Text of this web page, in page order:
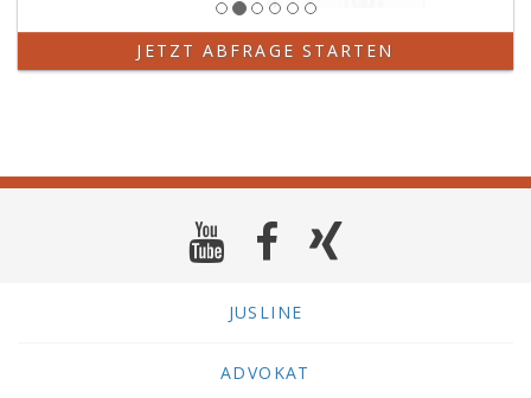
JETZT ABFRAGE STARTEN
JUSLINE
ADVOKAT